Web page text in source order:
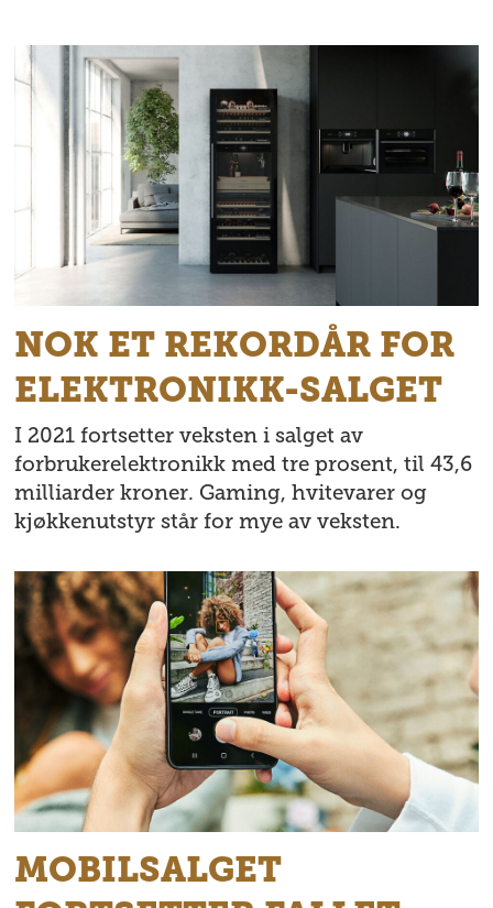
NOK ET REKORDÅR FOR
ELEKTRONIKK-SALGET
I 2021 fortsetter veksten i salget av
forbrukerelektronikk med tre prosent, til 43,6
milliarder kroner. Gaming, hvitevarer og
kjøkkenutstyr står for mye av veksten.
MOBILSALGET